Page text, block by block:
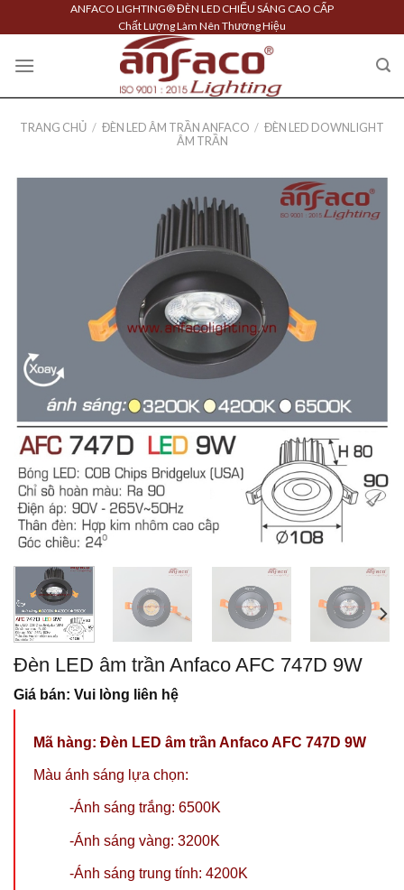
to
content
ANFACO LIGHTING® ĐÈN LED CHIẾU SÁNG CAO CẤP
Chất Lượng Làm Nên Thương Hiệu
TRANG CHỦ / ĐÈN LED ÂM TRẦN ANFACO / ĐÈN LED DOWNLIGHT
ÂM TRẦN
Đèn LED âm trần Anfaco AFC 747D 9W
Giá bán: Vui lòng liên hệ
Mã hàng: Đèn LED âm trần Anfaco AFC 747D 9W
Màu ánh sáng lựa chọn:
-Ánh sáng trắng: 6500K
-Ánh sáng vàng: 3200K
-Ánh sáng trung tính: 4200K